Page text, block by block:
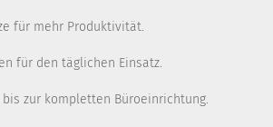
für mehr Produktivität.
für den täglichen Einsatz.
zur kompletten Büroeinrichtung.